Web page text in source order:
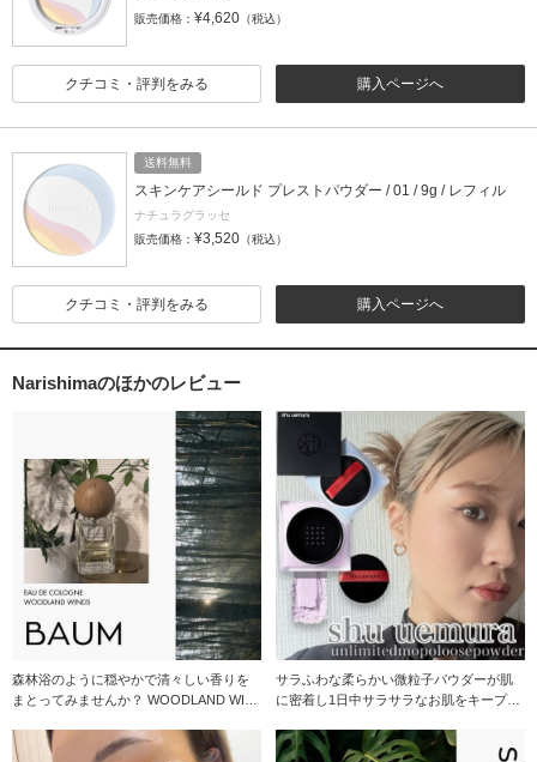
販売価格： ¥4,620 （税込）
購入ページへ
クチコミ・評判をみる
送料無料
スキンケアシールド プレストパウダー / 01 / 9g / レフィル
ナチュラグラッセ
販売価格： ¥3,520 （税込）
購入ページへ
クチコミ・評判をみる
Narishimaのほかのレビュー
森林浴のように穏やかで清々しい香りを
まとってみませんか？ WOODLAND WIN
サラふわな柔らかい微粒子パウダーが肌
に密着し1日中サラサラなお肌をキープし